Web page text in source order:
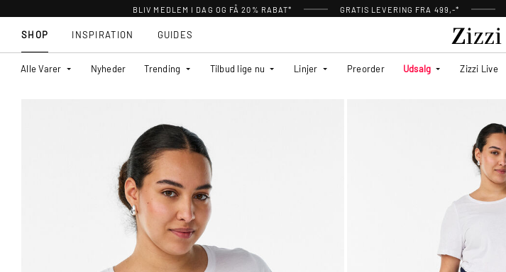
BLIV MEDLEM I DAG OG FÅ 20% RABAT* GRATIS LEVERING FRA 499,-*
SHOP
Alle Varer Nyheder Trending Tilbud lige nu Linjer Preorder Udsalg Zizzi Live
INSPIRATION GUIDES